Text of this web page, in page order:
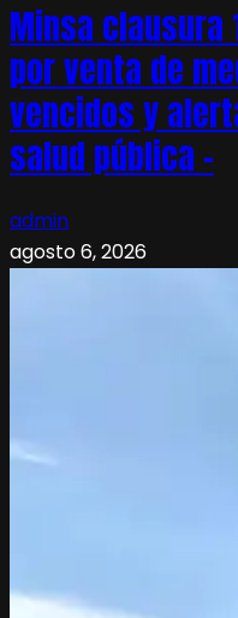
Minsa clausura
por venta de
vencidos y
salud pública –
admin
agosto 6, 2026